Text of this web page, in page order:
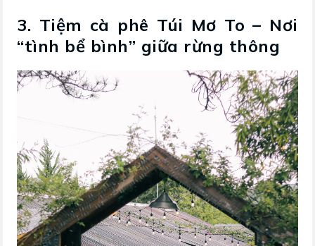
3. Tiệm cà phê Túi Mơ To – Nơi
“tình bể bình” giữa rừng thông